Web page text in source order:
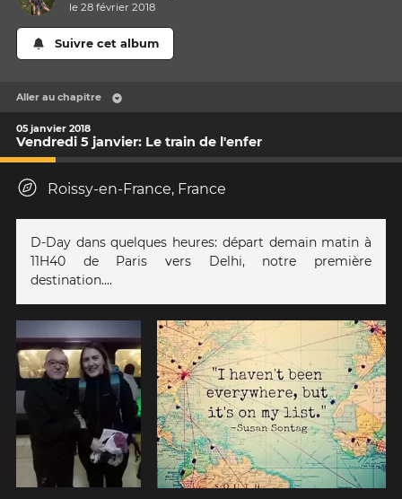
le 28 février 2018
Suivre cet album
Aller au chapitre
05 janvier 2018
Vendredi 5 janvier: Le train de l'enfer
Roissy-en-France, France
D-Day dans quelques heures: départ demain matin à
11H40 de Paris vers Delhi, notre première
destination....